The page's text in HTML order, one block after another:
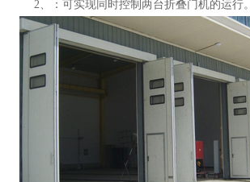
2、：可实现同时控制两台折叠门机的运行。